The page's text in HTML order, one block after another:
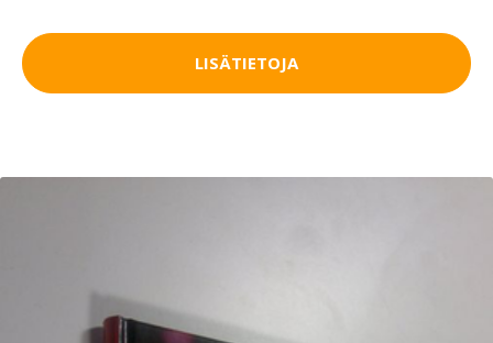
LISÄTIETOJA